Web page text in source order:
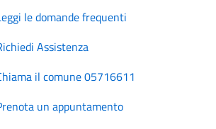
le domande frequenti
Assistenza
il comune 05716611
un appuntamento